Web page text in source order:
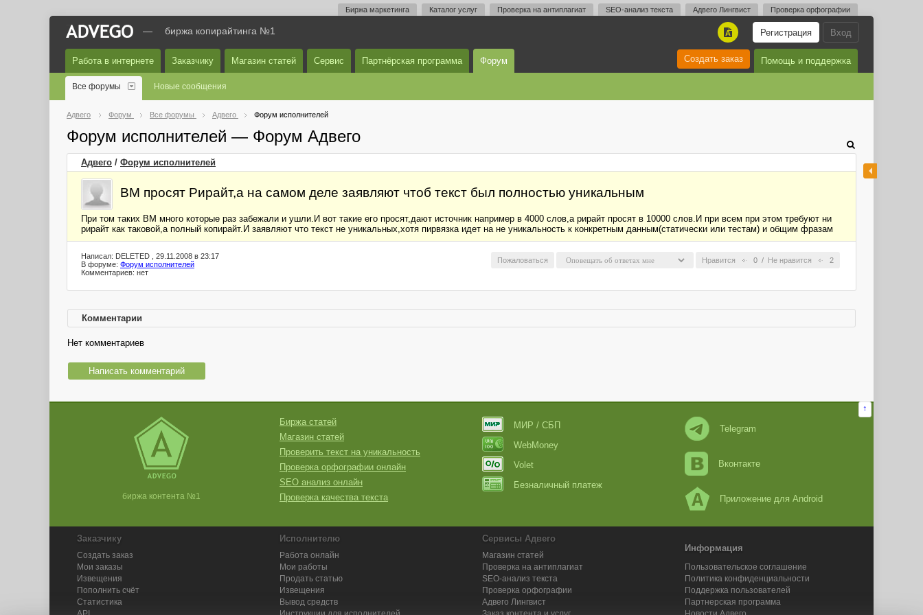
Биржа маркетинга Каталог услуг Проверка на антиплагиат SEO-анализ текста Адвего Лингвист Проверка орфографии
Вход
Регистрация
A
— биржа копирайтинга №1
Работа в интернете Заказчику Магазин статей Сервис Партнёрская программа Форум Помощь и поддержка
Создать заказ
Все форумы Новые сообщения
Адвего Форум Все форумы Адвего Форум исполнителей
Форум исполнителей — Форум Адвего
Адвего / Форум исполнителей
ВМ просят Рирайт,а на самом деле заявляют чтоб текст был полностью уникальным
При том таких ВМ много которые раз забежали и ушли.И вот такие его просят,дают источник например в 4000 слов,а рирайт просят в 10000 слов.И при всем при этом требуют ни
рирайт как таковой,а полный копирайт.И заявляют что текст не уникальных,хотя пирвязка идет на не уникальность к конкретным данным(статически или тестам) и общим фразам
Нравится 0 / Не нравится 2
Пожаловаться
Написал: DELETED , 29.11.2008 в 23:17
В форуме: Форум исполнителей
Комментариев: нет
Комментарии
Нет комментариев
Написать комментарий
↑
биржа контента №1
Биржа статей
Магазин статей
Проверить текст на уникальность
Проверка орфографии онлайн
SEO анализ онлайн
Проверка качества текста
МИР / СБП
WebMoney
Volet
Безналичный платеж
Telegram
Вконтакте
Приложение для Android
Заказчику
Создать заказ
Мои заказы
Извещения
Пополнить счёт
Статистика
Исполнителю
Работа онлайн
Мои работы
Продать статью
Извещения
Вывод средств
Сервисы Адвего
Магазин статей
Проверка на антиплагиат
SEO-анализ текста
Проверка орфографии
Адвего Лингвист
Информация
Пользовательское соглашение
Политика конфиденциальности
Поддержка пользователей
Партнерская программа